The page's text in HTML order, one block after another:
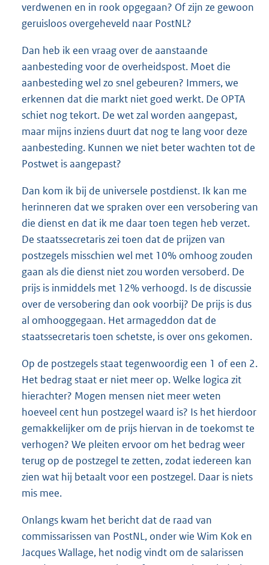
verdwenen en in rook opgegaan? Of zijn ze gewoon
geruisloos overgeheveld naar PostNL?
Dan heb ik een vraag over de aanstaande
aanbesteding voor de overheidspost. Moet die
aanbesteding wel zo snel gebeuren? Immers, we
erkennen dat die markt niet goed werkt. De OPTA
schiet nog tekort. De wet zal worden aangepast,
maar mijns inziens duurt dat nog te lang voor deze
aanbesteding. Kunnen we niet beter wachten tot de
Postwet is aangepast?
Dan kom ik bij de universele postdienst. Ik kan me
herinneren dat we spraken over een versobering van
die dienst en dat ik me daar toen tegen heb verzet.
De staatssecretaris zei toen dat de prijzen van
postzegels misschien wel met 10% omhoog zouden
gaan als die dienst niet zou worden versoberd. De
prijs is inmiddels met 12% verhoogd. Is de discussie
over de versobering dan ook voorbij? De prijs is dus
al omhooggegaan. Het armageddon dat de
staatssecretaris toen schetste, is over ons gekomen.
Op de postzegels staat tegenwoordig een 1 of een 2.
Het bedrag staat er niet meer op. Welke logica zit
hierachter? Mogen mensen niet meer weten
hoeveel cent hun postzegel waard is? Is het hierdoor
gemakkelijker om de prijs hiervan in de toekomst te
verhogen? We pleiten ervoor om het bedrag weer
terug op de postzegel te zetten, zodat iedereen kan
zien wat hij betaalt voor een postzegel. Daar is niets
mis mee.
Onlangs kwam het bericht dat de raad van
commissarissen van PostNL, onder wie Wim Kok en
Jacques Wallage, het nodig vindt om de salarissen